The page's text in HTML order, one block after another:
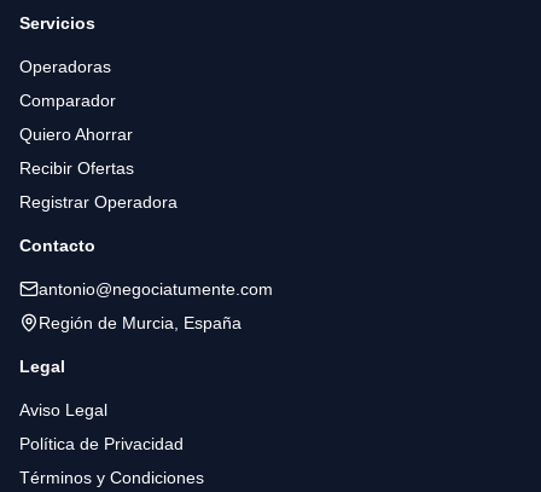
Servicios
Operadoras
Comparador
Quiero Ahorrar
Recibir Ofertas
Registrar Operadora
Contacto
antonio@negociatumente.com
Región de Murcia, España
Legal
Aviso Legal
Política de Privacidad
Términos y Condiciones